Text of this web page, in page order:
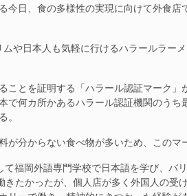
今日、食の多様性の実現に向けて外食
や日本人も気軽に行けるハラールラー
ことを証明する「ハラール認証マーク」
で何カ所かあるハラール認証機関のう
。
分からない食べ物が多いため、このマ
福岡外語専門学校で日本語を学び、バ
きたかったが、個人店が多く外国人の受